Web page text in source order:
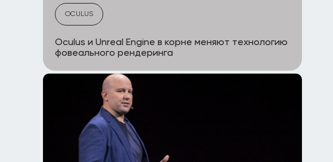
OCULUS
Oculus и Unreal Engine в корне меняют технологию
фовеального рендеринга